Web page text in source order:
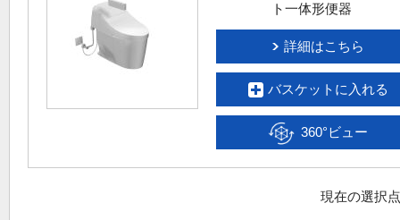
ト一体形便器
詳細はこちら
バスケットに入れる
360°ビュー
現在の選択